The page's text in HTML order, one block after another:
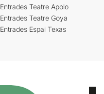
Entrades Teatre Apolo
Entrades Teatre Goya
Entrades Espai Texas